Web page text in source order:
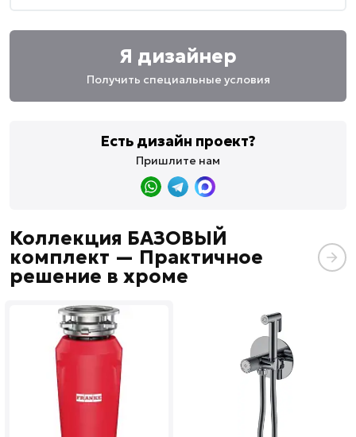
Я дизайнер
Получить специальные условия
Есть дизайн проект?
Пришлите нам
Коллекция БАЗОВЫЙ
комплект — Практичное
решение в хроме